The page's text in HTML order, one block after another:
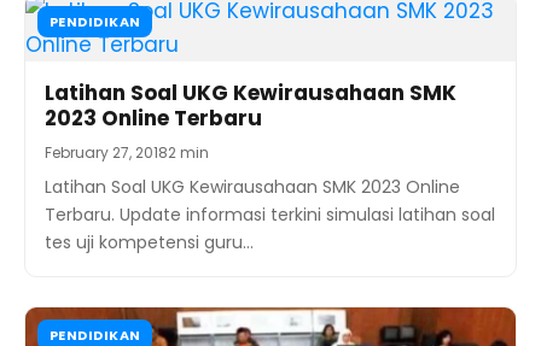
PENDIDIKAN
Latihan Soal UKG Kewirausahaan SMK
2023 Online Terbaru
February 27, 20182 min
Latihan Soal UKG Kewirausahaan SMK 2023 Online
Terbaru. Update informasi terkini simulasi latihan soal
tes uji kompetensi guru…
PENDIDIKAN